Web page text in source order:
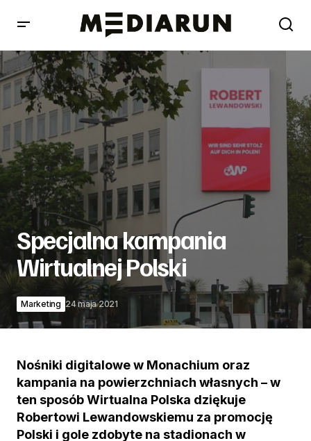
Specjalna kampania Wirtualnej Polski
Specjalna kampania
Wirtualnej Polski
Marketing 24 maja 2021
Nośniki digitalowe w Monachium oraz
kampania na powierzchniach własnych – w
ten sposób Wirtualna Polska dziękuje
Robertowi Lewandowskiemu za promocję
Polski i gole zdobyte na stadionach w